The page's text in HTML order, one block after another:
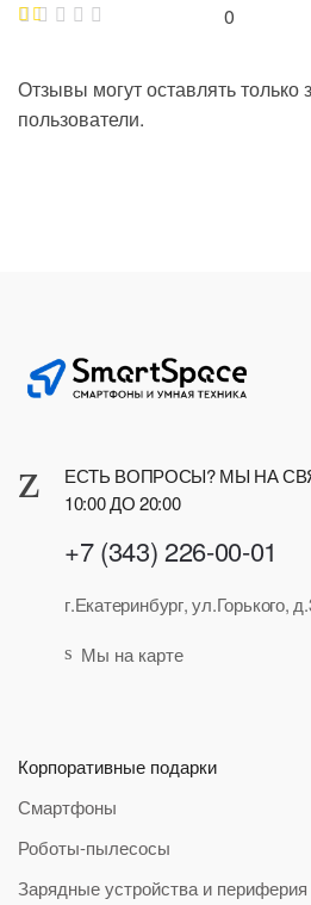
0
Отзывы могут оставлять только
пользователи.
ЕСТЬ ВОПРОСЫ? МЫ НА
10:00 ДО 20:00
+7 (343) 226-00-01
г.Екатеринбург, ул.Горького,
Мы на карте
Корпоративные подарки
Смартфоны
Роботы-пылесосы
Зарядные устройства и периферия